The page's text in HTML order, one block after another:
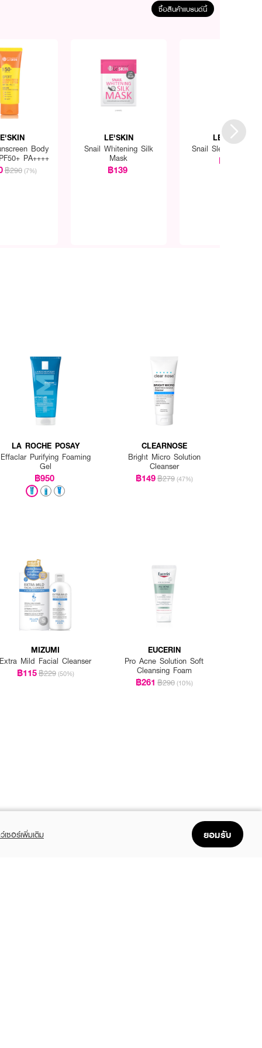
ซื้อสินค้าแบรนด์นี้
Body
PA++++
฿290 (7%)
LE'SKIN
Snail Whitening Silk
Mask
฿139
LE'SKIN
Snail Sleeping
฿35
LA ROCHE POSAY
Effaclar Purifying Foaming
Gel
฿950
CLEARNOSE
Bright Micro Solution
Cleanser
฿149฿279 (47%)
MIZUMI
Extra Mild Facial Cleanser
฿115฿229 (50%)
EUCERIN
Pro Acne Solution Soft
Cleansing Foam
฿261 ฿290 (10%)
เซอร์เพิ่มเติม ยอมรับ